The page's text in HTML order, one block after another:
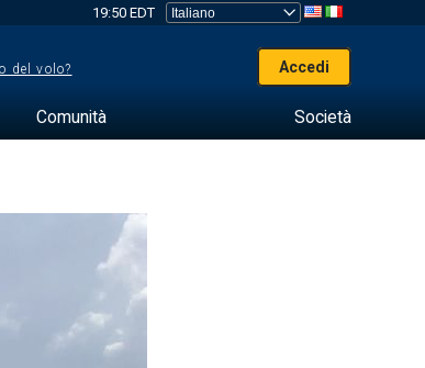
19:50 EDT
del volo? Accedi
Comunità Società